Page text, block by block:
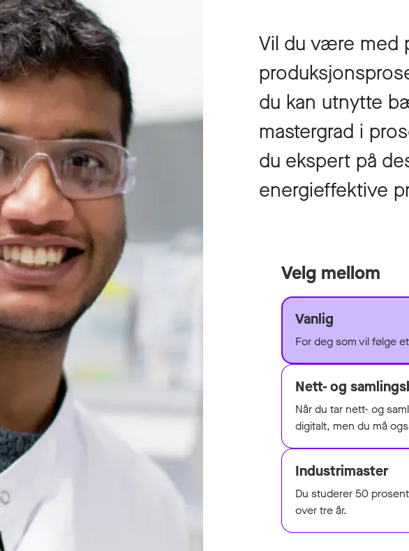
Vil du være med
du kan utnytte
mastergrad i
du ekspert på
energieffektive
Velg mellom
Vanlig
For deg som vil følge
Nett- og
Når du tar nett- og
digitalt, men du må
Industrimaster
Du studerer 50
over tre år.